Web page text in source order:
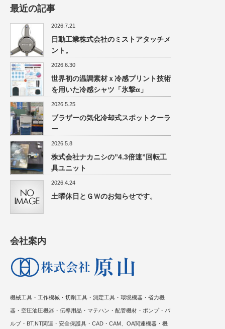
最近の記事
2026.7.21
日動工業株式会社のミストアタッチメ
ント。
2026.6.30
世界初の温調素材ｘ冷感プリント技術
を用いた冷感シャツ「氷撃α」
2026.5.25
ブラザーの気化冷却式スポットクーラ
ー
2026.5.8
株式会社ナカニシの”4.3倍速”回転工
具ユニット
2026.4.24
土曜休日とＧＷのお知らせです。
会社案内
機械工具・工作機械・切削工具・測定工具・環境機器・省力機
器・空圧油圧機器・伝導用品・マテハン・配管機材・ポンプ・バ
ルブ・BT,NT関連・安全保護具・CAD・CAM、OA関連機器・機